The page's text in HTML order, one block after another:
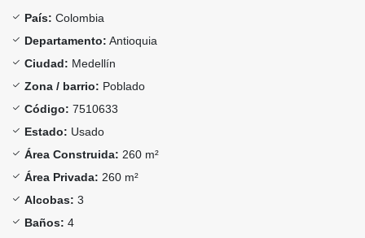
País: Colombia
Departamento: Antioquia
Ciudad: Medellín
Zona / barrio: Poblado
Código: 7510633
Estado: Usado
Área Construida: 260 m²
Área Privada: 260 m²
Alcobas: 3
Baños: 4